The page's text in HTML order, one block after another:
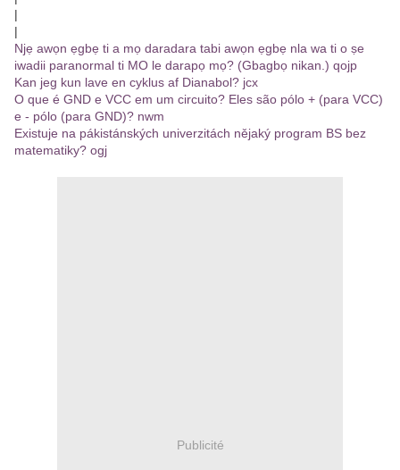
|
|
Njẹ awọn ẹgbẹ ti a mọ daradara tabi awọn ẹgbẹ nla wa ti o ṣe
iwadii paranormal ti MO le darapọ mọ? (Gbagbọ nikan.) qojp
Kan jeg kun lave en cyklus af Dianabol? jcx
O que é GND e VCC em um circuito? Eles são pólo + (para VCC)
e - pólo (para GND)? nwm
Existuje na pákistánských univerzitách nějaký program BS bez
matematiky? ogj
Publicité